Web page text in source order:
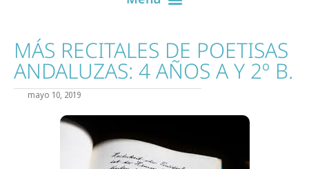
MÁS RECITALES DE POETISAS
ANDALUZAS: 4 AÑOS A Y 2º B.
mayo 10, 2019